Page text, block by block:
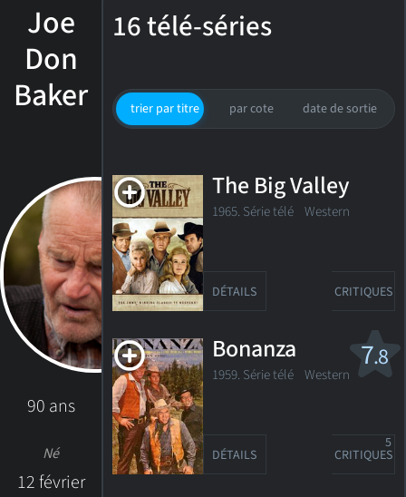
Joe
Don
Baker
90 ans
Né
12 février
16 télé-séries
trier par titre par cote date de sortie
The Big Valley
1965. Série télé Western
DÉTAILS CRITIQUES
7.8
Bonanza
1959. Série télé Western
DÉTAILS CRITIQUES
5